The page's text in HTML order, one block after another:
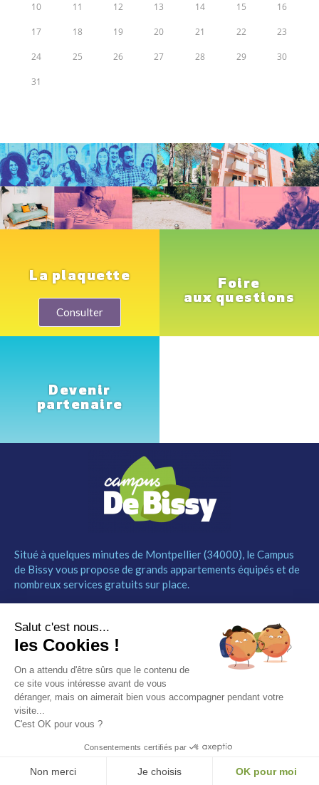
10 11 12 13 14 15 16
17 18 19 20 21 22 23
24 25 26 27 28 29 30
31
La plaquette
Consulter
Foire
aux questions
Devenir
partenaire
Situé à quelques minutes de Montpellier (34000), le Campus
de Bissy vous propose de grands appartements équipés et de
nombreux services gratuits sur place.
Le Campus
Les studios
Les services
Comment réserver
Contact
Partenaires
Mentions légales
contact@campusdebissy34.com
Route de Ganges 34980
Saint-Clément-de-Rivière
© Campus de Bissy –Mentions légales – byEtincelle
Salut c'est nous...
les Cookies !
On a attendu d'être sûrs que le contenu de
ce site vous intéresse avant de vous
déranger, mais on aimerait bien vous accompagner pendant votre
visite...
C'est OK pour vous ?
Consentements certifiés par
Non merci Je choisis OK pour moi